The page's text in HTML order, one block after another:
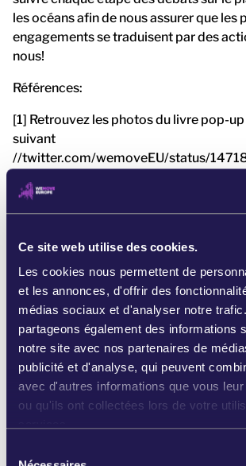
Ce site web utilise des cookies.
Les cookies nous permettent de
et les annonces, d'offrir des
médias sociaux et d'analyser notre
partageons également des informations
notre site avec nos partenaires de
publicité et d'analyse, qui peuvent
avec d'autres informations que vous
ou qu'ils ont collectées lors de votre
les océans afin de nous assurer que les
engagements se traduisent par des
nous!
Références:
[1] Retrouvez les photos du livre pop-up
suivant
//twitter.com/wemoveEU/status/
:https://twitter.com/wemoveEU/
02311171et une courte vidéo de
https://twitter.com/wemoveEU/
5161473
[2] Le chalutage de fond est l'une des
pêche les plus destructrices qui soient.
intensive dans le cadre de la pêche
grandement les écosystèmes marins,
des dégâts irréversibles aux habitats
savoir plus: https://europe.oceana.org/
[3] Vidéo de M. Sinkevičius,